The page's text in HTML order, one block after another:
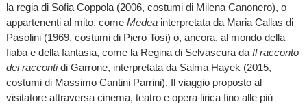
la regia di Sofia Coppola (2006, costumi di Milena Canonero), o
appartenenti al mito, come Medea interpretata da Maria Callas di
Pasolini (1969, costumi di Piero Tosi) o, ancora, al mondo della
fiaba e della fantasia, come la Regina di Selvascura da Il racconto
dei raccontidi Garrone, interpretata da Salma Hayek (2015,
costumi di Massimo Cantini Parrini). Il viaggio proposto al
visitatore attraversa cinema, teatro e opera lirica fino alle più